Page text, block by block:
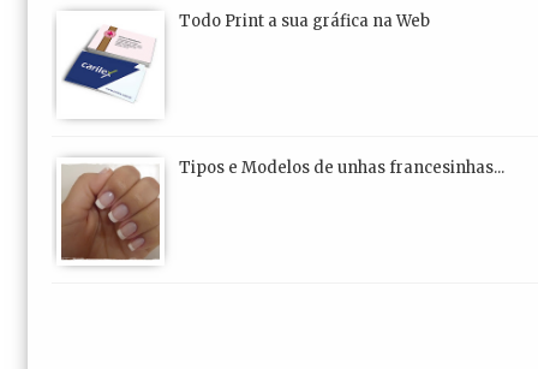
Todo Print a sua gráfica na Web
Tipos e Modelos de unhas francesinhas...